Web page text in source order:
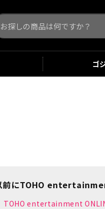
ゴ
前にTOHO
TOHO entertainment